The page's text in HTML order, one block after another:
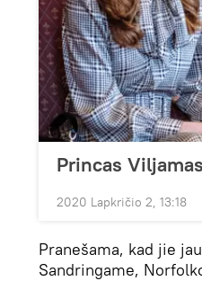
Princas
2020 Lapkričio 2, 13:18
Pranešama, kad jie
Sandringame,